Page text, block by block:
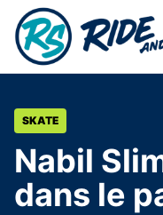
Aller au contenu
SKATE
Nabil
dans le